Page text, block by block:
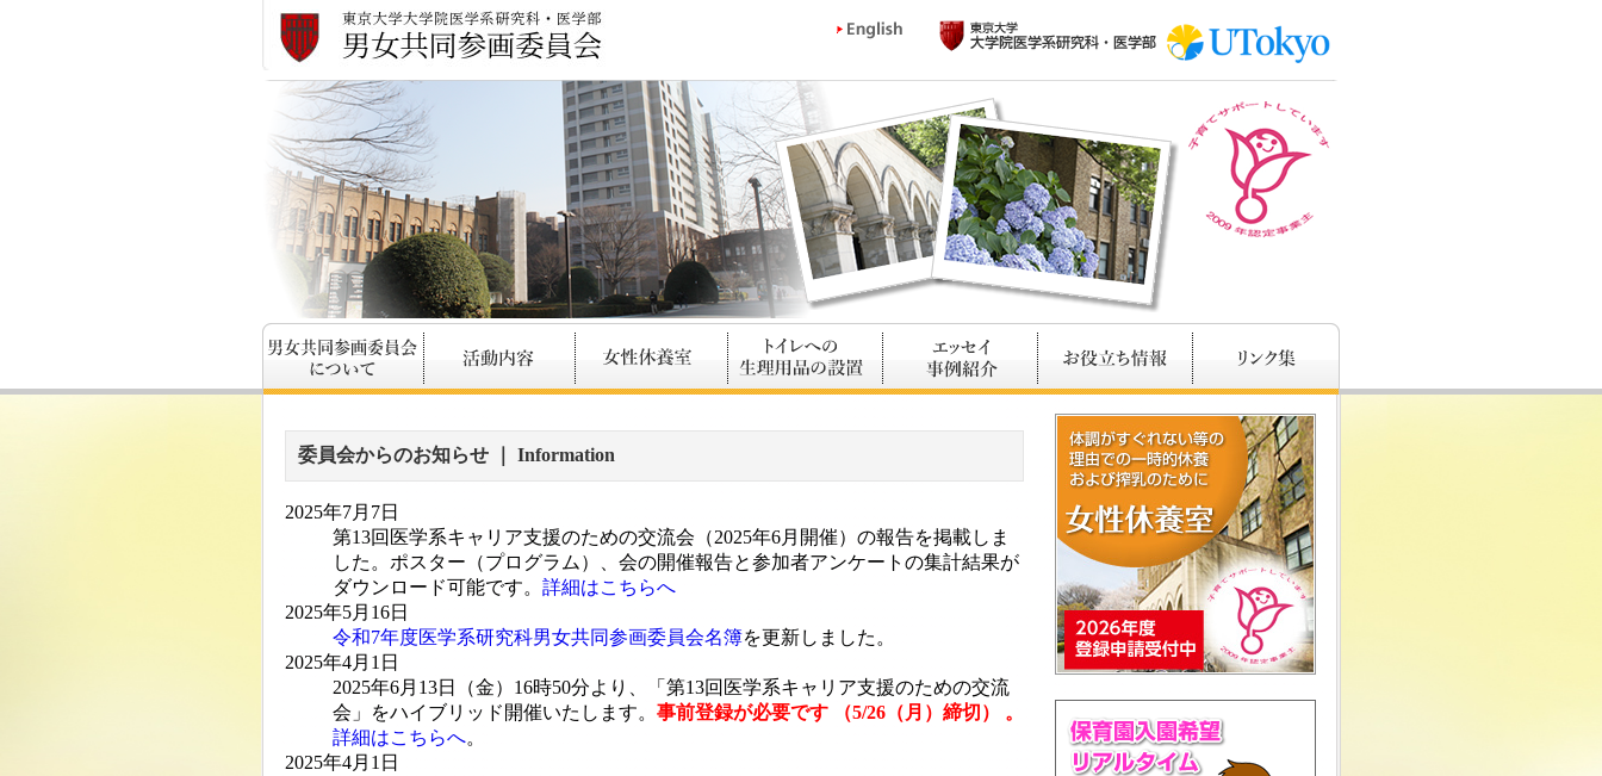
委員会からのお知らせ ｜ Information
2025年7月7日
第13回医学系キャリア支援のための交流会（2025年6月開催）の報告を掲載しま
した。ポスター（プログラム）、会の開催報告と参加者アンケートの集計結果が
ダウンロード可能です。 詳細はこちらへ
2025年5月16日
令和7年度医学系研究科男女共同参画委員会名簿を更新しました。
2025年4月1日
2025年6月13日（金）16時50分より、「第13回医学系キャリア支援のための交流
会」をハイブリッド開催いたします。 事前登録が必要です （5/26（月）締切） 。
詳細はこちらへ。
2025年4月1日